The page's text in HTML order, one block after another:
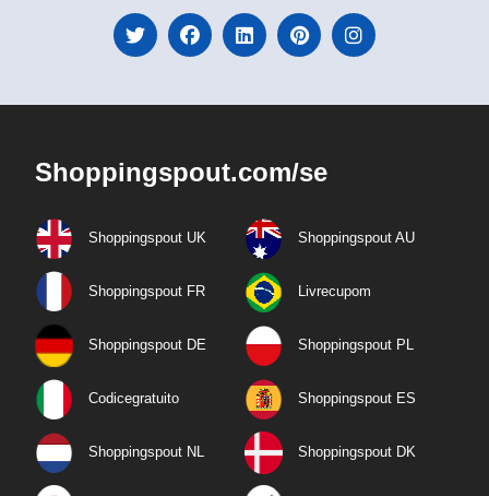
Shoppingspout.com/se
Shoppingspout UK Shoppingspout AU
Shoppingspout FR Livrecupom
Shoppingspout DE Shoppingspout PL
Codicegratuito Shoppingspout ES
Shoppingspout NL Shoppingspout DK